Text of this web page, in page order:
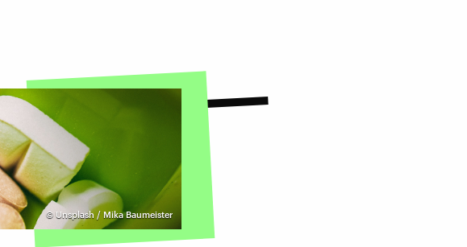
© Unsplash / Mika Baumeister